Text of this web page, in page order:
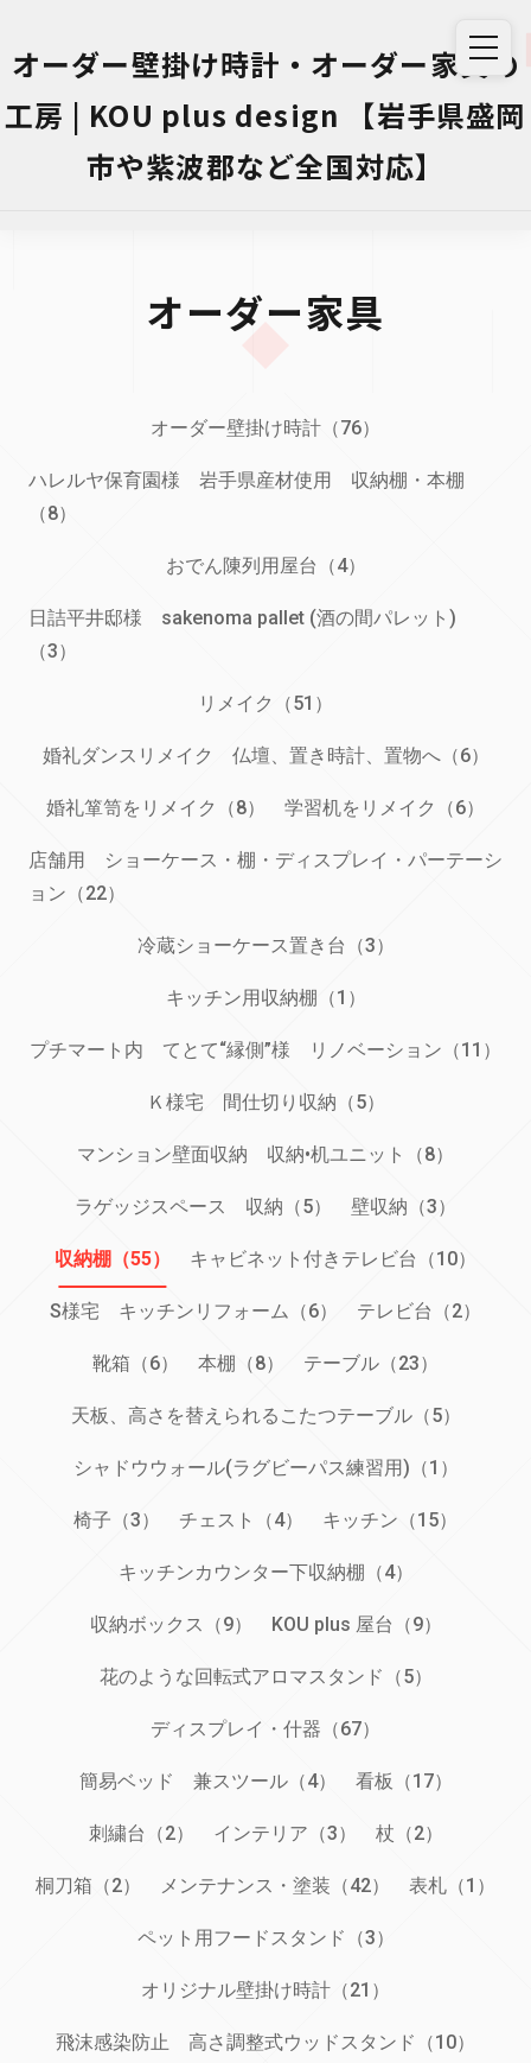
オーダー壁掛け時計・オーダー家具の
工房 | KOU plus design 【岩手県盛岡
市や紫波郡など全国対応】
オーダー家具
オーダー壁掛け時計（76）
ハレルヤ保育園様 岩手県産材使用 収納棚・本棚
（8）
おでん陳列用屋台（4）
日詰平井邸様 sakenoma pallet (酒の間パレット)
（3）
リメイク（51）
婚礼ダンスリメイク 仏壇、置き時計、置物へ（6）
婚礼箪笥をリメイク（8） 学習机をリメイク（6）
店舗用 ショーケース・棚・ディスプレイ・パーテーシ
ョン（22）
冷蔵ショーケース置き台（3）
キッチン用収納棚（1）
プチマート内 てとて“縁側”様 リノベーション（11）
Ｋ様宅 間仕切り収納（5）
マンション壁面収納 収納•机ユニット（8）
ラゲッジスペース 収納（5） 壁収納（3）
収納棚（55） キャビネット付きテレビ台（10）
S様宅 キッチンリフォーム（6） テレビ台（2）
靴箱（6） 本棚（8） テーブル（23）
天板、高さを替えられるこたつテーブル（5）
シャドウウォール(ラグビーパス練習用)（1）
椅子（3） チェスト（4） キッチン（15）
キッチンカウンター下収納棚（4）
収納ボックス（9） KOU plus 屋台（9）
花のような回転式アロマスタンド（5）
ディスプレイ・什器（67）
簡易ベッド 兼スツール（4） 看板（17）
刺繍台（2） インテリア（3） 杖（2）
桐刀箱（2） メンテナンス・塗装（42） 表札（1）
ペット用フードスタンド（3）
オリジナル壁掛け時計（21）
飛沫感染防止 高さ調整式ウッドスタンド（10）